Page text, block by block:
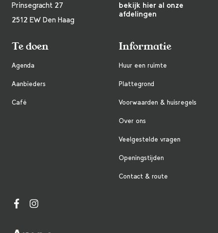
Prinsegracht 27
2512 EW Den Haag
bekijk hier al onze
afdelingen
Te doen
Agenda
Aanbieders
Café
Informatie
Huur een ruimte
Plattegrond
Voorwaarden & huisregels
Over ons
Veelgestelde vragen
Openingstijden
Contact & route